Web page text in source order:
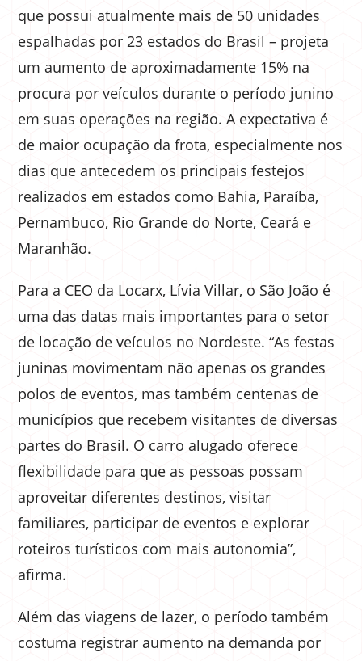
que possui atualmente mais de 50 unidades
espalhadas por 23 estados do Brasil – projeta
um aumento de aproximadamente 15% na
procura por veículos durante o período junino
em suas operações na região. A expectativa é
de maior ocupação da frota, especialmente nos
dias que antecedem os principais festejos
realizados em estados como Bahia, Paraíba,
Pernambuco, Rio Grande do Norte, Ceará e
Maranhão.
Para a CEO da Locarx, Lívia Villar, o São João é
uma das datas mais importantes para o setor
de locação de veículos no Nordeste. “As festas
juninas movimentam não apenas os grandes
polos de eventos, mas também centenas de
municípios que recebem visitantes de diversas
partes do Brasil. O carro alugado oferece
flexibilidade para que as pessoas possam
aproveitar diferentes destinos, visitar
familiares, participar de eventos e explorar
roteiros turísticos com mais autonomia”,
afirma.
Além das viagens de lazer, o período também
costuma registrar aumento na demanda por